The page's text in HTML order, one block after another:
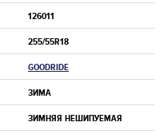
126011
255/55R18
GOODRIDE
ЗИМА
ЗИМНЯЯ НЕШИПУЕМАЯ